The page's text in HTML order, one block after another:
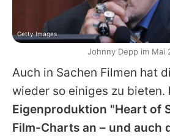
Auch in Sachen Filmen hat
wieder so einiges zu bieten.
Eigenproduktion "Heart of
Film-Charts an – und auch
Getty Images
Johnny Depp im Mai